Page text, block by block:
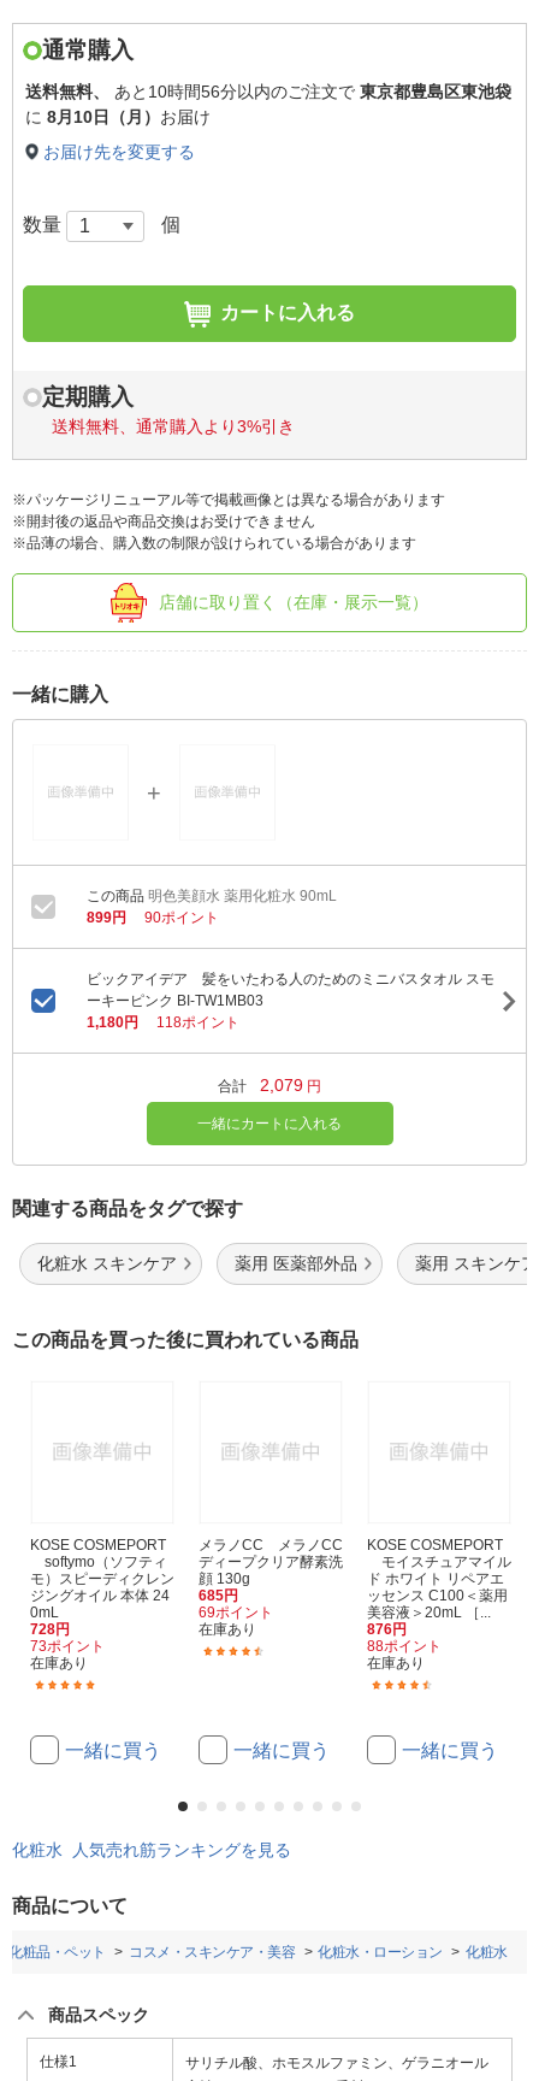
通常購入
送料無料、 あと 10時間56分以内のご注文で 東京都豊島区東池袋
に 8月10日（月） お届け
お届け先を変更する
数量 個
カートに入れる
定期購入
送料無料、通常購入より3%引き
※パッケージリニューアル等で掲載画像とは異なる場合があります
※開封後の返品や商品交換はお受けできません
※品薄の場合、購入数の制限が設けられている場合があります
店舗に取り置く（在庫・展示一覧）
一緒に購入
明色美顔水 薬用化粧水 90mL
899円
90ポイント
ビックアイデア 髪をいたわる人のためのミニバスタオル スモ
ーキーピンク BI-TW1MB03
1,180円
118ポイント
合計 2,079 円
一緒にカートに入れる
関連する商品をタグで探す
化粧水 スキンケア 薬用 医薬部外品 薬用 スキンケア
この商品を買った後に買われている商品
KOSE COSMEPORT
softymo（ソフティ
モ）スピーディクレン
ジングオイル 本体 24
0mL
728円
73ポイント
在庫あり
一緒に買う
メラノCC メラノCC
ディープクリア酵素洗
顔 130g
685円
69ポイント
在庫あり
一緒に買う
KOSE COSMEPORT
モイスチュアマイル
ド ホワイト リペアエ
ッセンス C100＜薬用
美容液＞20mL ［...
876円
88ポイント
在庫あり
一緒に買う
化粧水 人気売れ筋ランキングを見る
商品について
化粧品・ペット コスメ・スキンケア・美容 化粧水・ローション 化粧水
商品スペック
仕様1
サリチル酸、ホモスルファミン、ゲラニオール